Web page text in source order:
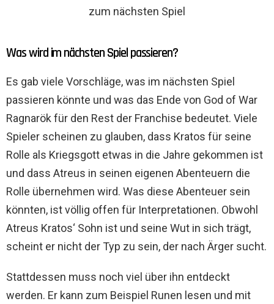
zum nächsten Spiel
Was wird im nächsten Spiel passieren?
Es gab viele Vorschläge, was im nächsten Spiel
passieren könnte und was das Ende von God of War
Ragnarök für den Rest der Franchise bedeutet. Viele
Spieler scheinen zu glauben, dass Kratos für seine
Rolle als Kriegsgott etwas in die Jahre gekommen ist
und dass Atreus in seinen eigenen Abenteuern die
Rolle übernehmen wird. Was diese Abenteuer sein
könnten, ist völlig offen für Interpretationen. Obwohl
Atreus Kratos‘ Sohn ist und seine Wut in sich trägt,
scheint er nicht der Typ zu sein, der nach Ärger sucht.
Stattdessen muss noch viel über ihn entdeckt
werden. Er kann zum Beispiel Runen lesen und mit